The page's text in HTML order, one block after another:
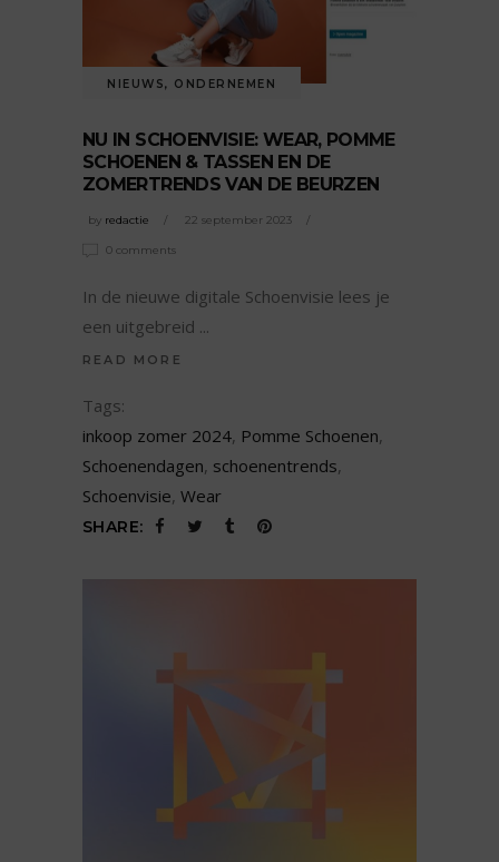
NIEUWS, ONDERNEMEN
NU IN SCHOENVISIE: WEAR, POMME
SCHOENEN & TASSEN EN DE
ZOMERTRENDS VAN DE BEURZEN
by redactie 22 september 2023
0 comments
In de nieuwe digitale Schoenvisie lees je
een uitgebreid
READ MORE
Tags:
inkoop zomer 2024, Pomme Schoenen,
Schoenendagen, schoenentrends,
Schoenvisie, Wear
SHARE: